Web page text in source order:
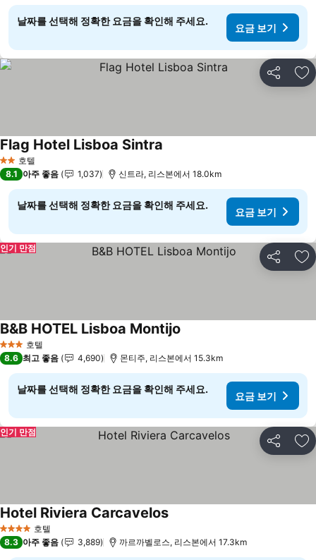
날짜를 선택해 정확한 요금을 확인해 주세요.
요금 보기
공유 즐
2 성급호텔
Flag Hotel Lisboa Sintra
8.1 아주 좋음 1,037 신트라, 리스본에서 18.0km
날짜를 선택해 정확한 요금을 확인해 주세요.
요금 보기
공유 즐
인기 만점
3 성급 호텔
B&B HOTEL Lisboa Montijo
8.6 최고 좋음 4,690 몬티주, 리스본에서 15.3km
날짜를 선택해 정확한 요금을 확인해 주세요.
요금 보기
공유 즐
인기 만점
4 성급 호텔
Hotel Riviera Carcavelos
8.3 아주 좋음 3,889 까르까벨로스, 리스본에서 17.3km